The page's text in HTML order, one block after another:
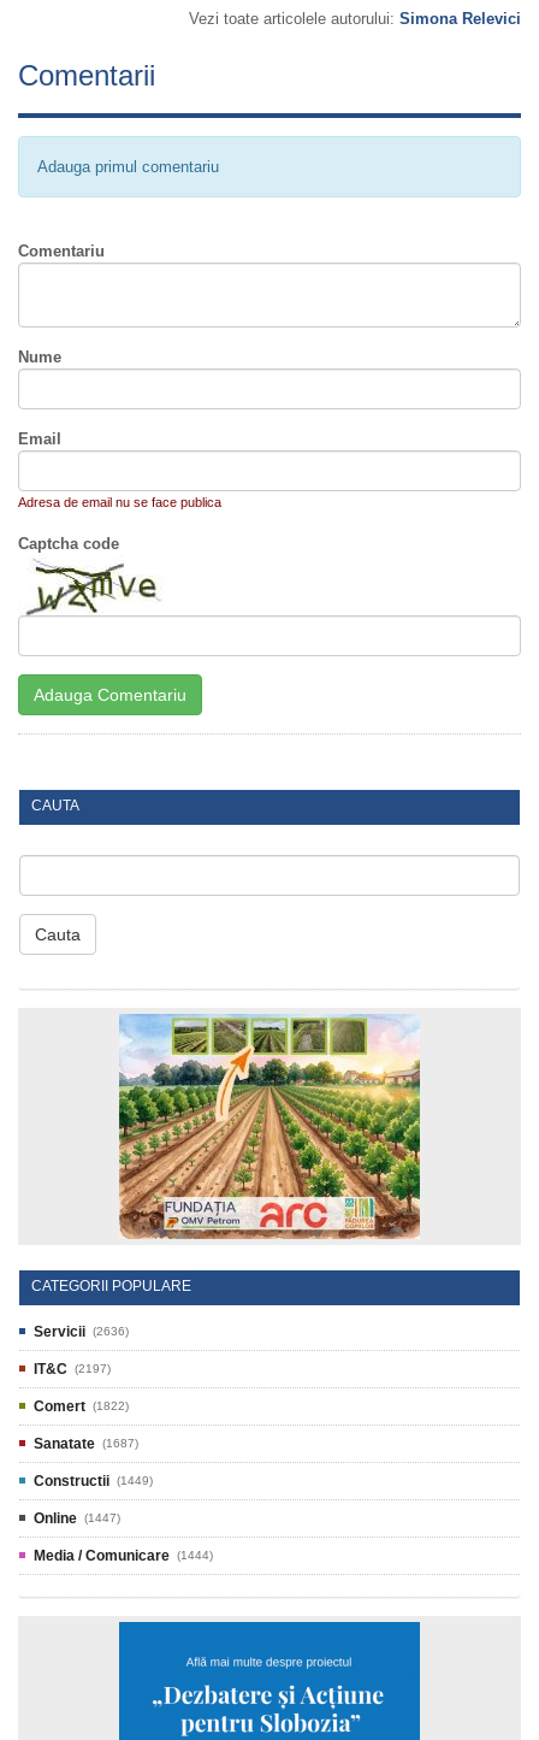
Vezi toate articolele autorului: Simona Relevici
Comentarii
Adauga primul comentariu
Comentariu
Nume
Email
Adresa de email nu se face publica
Captcha code
CAUTA
Cauta
CATEGORII POPULARE
Servicii (2636)
IT&C (2197)
Comert (1822)
Sanatate (1687)
Constructii (1449)
Online (1447)
Media / Comunicare (1444)